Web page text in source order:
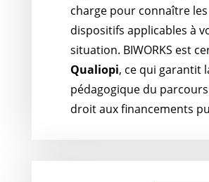
charge pour connaître les
dispositifs applicables à
situation. BIWORKS est
Qualiopi, ce qui garantit
pédagogique du
droit aux financements